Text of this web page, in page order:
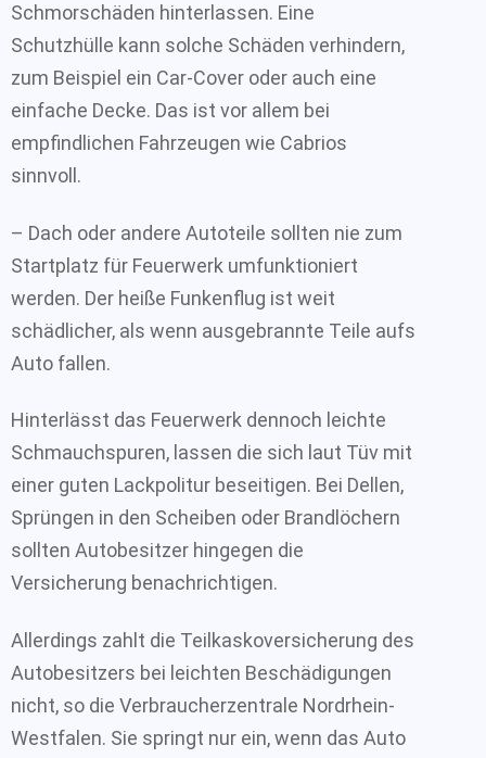
Schmorschäden hinterlassen. Eine
Schutzhülle kann solche Schäden verhindern,
zum Beispiel ein Car-Cover oder auch eine
einfache Decke. Das ist vor allem bei
empfindlichen Fahrzeugen wie Cabrios
sinnvoll.
– Dach oder andere Autoteile sollten nie zum
Startplatz für Feuerwerk umfunktioniert
werden. Der heiße Funkenflug ist weit
schädlicher, als wenn ausgebrannte Teile aufs
Auto fallen.
Hinterlässt das Feuerwerk dennoch leichte
Schmauchspuren, lassen die sich laut Tüv mit
einer guten Lackpolitur beseitigen. Bei Dellen,
Sprüngen in den Scheiben oder Brandlöchern
sollten Autobesitzer hingegen die
Versicherung benachrichtigen.
Allerdings zahlt die Teilkaskoversicherung des
Autobesitzers bei leichten Beschädigungen
nicht, so die Verbraucherzentrale Nordrhein-
Westfalen. Sie springt nur ein, wenn das Auto